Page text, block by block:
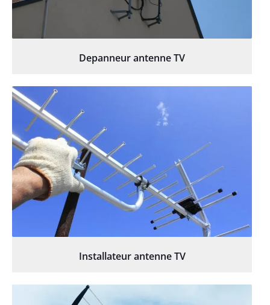
Depanneur antenne TV
Installateur antenne TV